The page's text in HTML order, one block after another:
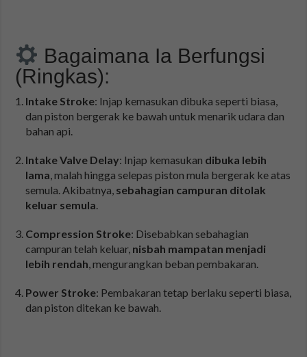
Bagaimana Ia Berfungsi
(Ringkas):
Intake Stroke: Injap kemasukan dibuka seperti biasa,
dan piston bergerak ke bawah untuk menarik udara dan
bahan api.
Intake Valve Delay: Injap kemasukan dibuka lebih
lama , malah hingga selepas piston mula bergerak ke atas
semula. Akibatnya, sebahagian campuran ditolak
keluar semula
Compression Stroke: Disebabkan sebahagian
campuran telah keluar, nisbah mampatan menjadi
lebih rendah , mengurangkan beban pembakaran.
Power Stroke: Pembakaran tetap berlaku seperti biasa,
dan piston ditekan ke bawah.